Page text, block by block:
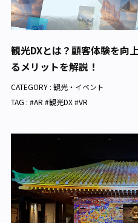
観光DXとは？顧客体験を向
るメリットを解説！
CATEGORY : 観光・イベント
TAG : #AR #観光DX #VR